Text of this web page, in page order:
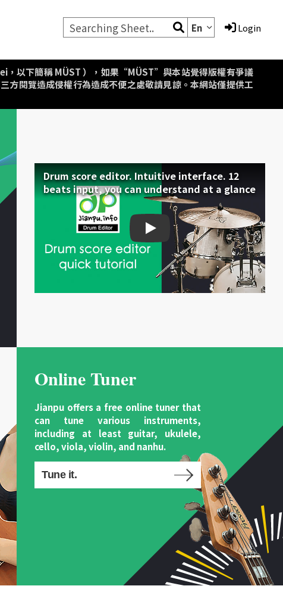
En Login
以下簡稱 MÜST ），如果“MÜST”與本站覺得版權有爭議
閱覽造成侵權行為造成不便之處敬請見諒。本網站僅提供工
Drum score editor. Intuitive interface. 12
beats input, you can understand at a glance
Drum score editor.
Online Tuner
Jianpu offers a free online tuner that
can tune various instruments,
including at least guitar, ukulele,
cello, viola, violin, and nanhu.
Tune it.